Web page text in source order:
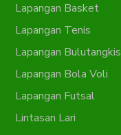
Lapangan Basket
Lapangan Tenis
Lapangan Bulutangkis
Lapangan Bola Voli
Lapangan Futsal
Lintasan Lari